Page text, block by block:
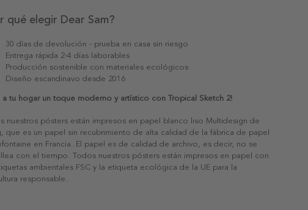
qué elegir Dear Sam?
30 días de devolución - prueba en casa sin riesgo
Entrega rápida 2-4 días laborables
Producción sostenible con materiales ecológicos
Diseño escandinavo desde 2016
a tu hogar un toque moderno y artístico con Tropical Sketch 2!
nuestros pósters están impresos en papel blanco liso Multidesign de
que es un papel sin recubrimiento de alta calidad de la fábrica de papel
en Francia. El papel es de calidad de archivo, es decir, no se
con el tiempo. Todos nuestros pósters están impresos en papel con
ambientales FSC y la etiqueta ecológica de la UE para la
responsable.